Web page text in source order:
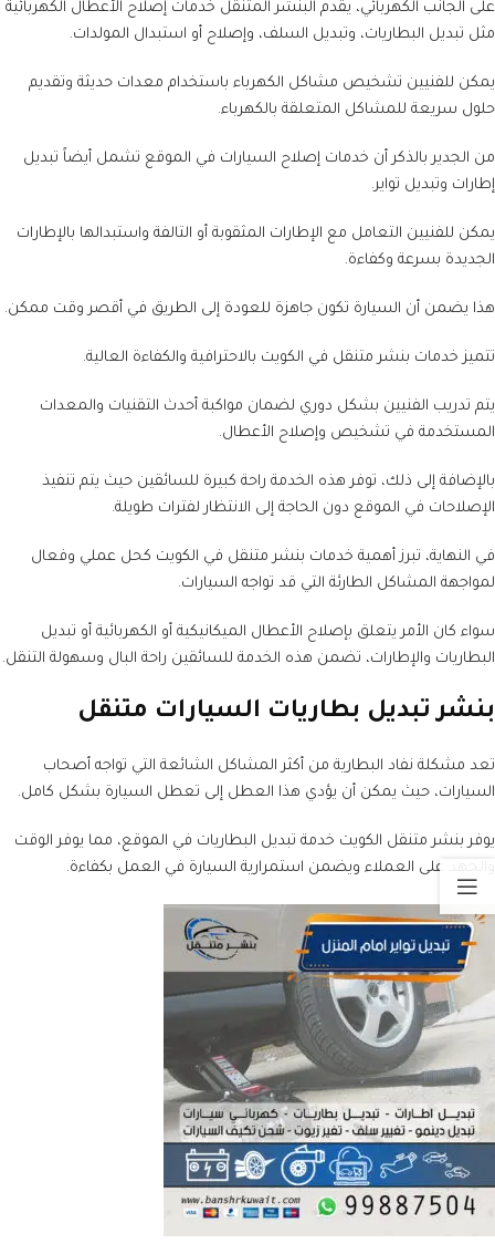
على الجانب الكهربائي، يقدم البنشر المتنقل خدمات إصلاح الأعطال الكهربائية
مثل تبديل البطاريات، وتبديل السلف، وإصلاح أو استبدال المولدات.
يمكن للفنيين تشخيص مشاكل الكهرباء باستخدام معدات حديثة وتقديم
حلول سريعة للمشاكل المتعلقة بالكهرباء.
من الجدير بالذكر أن خدمات إصلاح السيارات في الموقع تشمل أيضاً تبديل
إطارات وتبديل تواير.
يمكن للفنيين التعامل مع الإطارات المثقوبة أو التالفة واستبدالها بالإطارات
الجديدة بسرعة وكفاءة.
هذا يضمن أن السيارة تكون جاهزة للعودة إلى الطريق في أقصر وقت ممكن.
تتميز خدمات بنشر متنقل في الكويت بالاحترافية والكفاءة العالية.
يتم تدريب الفنيين بشكل دوري لضمان مواكبة أحدث التقنيات والمعدات
المستخدمة في تشخيص وإصلاح الأعطال.
بالإضافة إلى ذلك، توفر هذه الخدمة راحة كبيرة للسائقين حيث يتم تنفيذ
الإصلاحات في الموقع دون الحاجة إلى الانتظار لفترات طويلة.
في النهاية، تبرز أهمية خدمات بنشر متنقل في الكويت كحل عملي وفعال
لمواجهة المشاكل الطارئة التي قد تواجه السيارات.
سواء كان الأمر يتعلق بإصلاح الأعطال الميكانيكية أو الكهربائية أو تبديل
البطاريات والإطارات، تضمن هذه الخدمة للسائقين راحة البال وسهولة التنقل.
بنشر تبديل بطاريات السيارات متنقل
تعد مشكلة نفاد البطارية من أكثر المشاكل الشائعة التي تواجه أصحاب
السيارات، حيث يمكن أن يؤدي هذا العطل إلى تعطل السيارة بشكل كامل.
يوفر بنشر متنقل الكويت خدمة تبديل البطاريات في الموقع، مما يوفر الوقت
والجهد على العملاء ويضمن استمرارية السيارة في العمل بكفاءة.